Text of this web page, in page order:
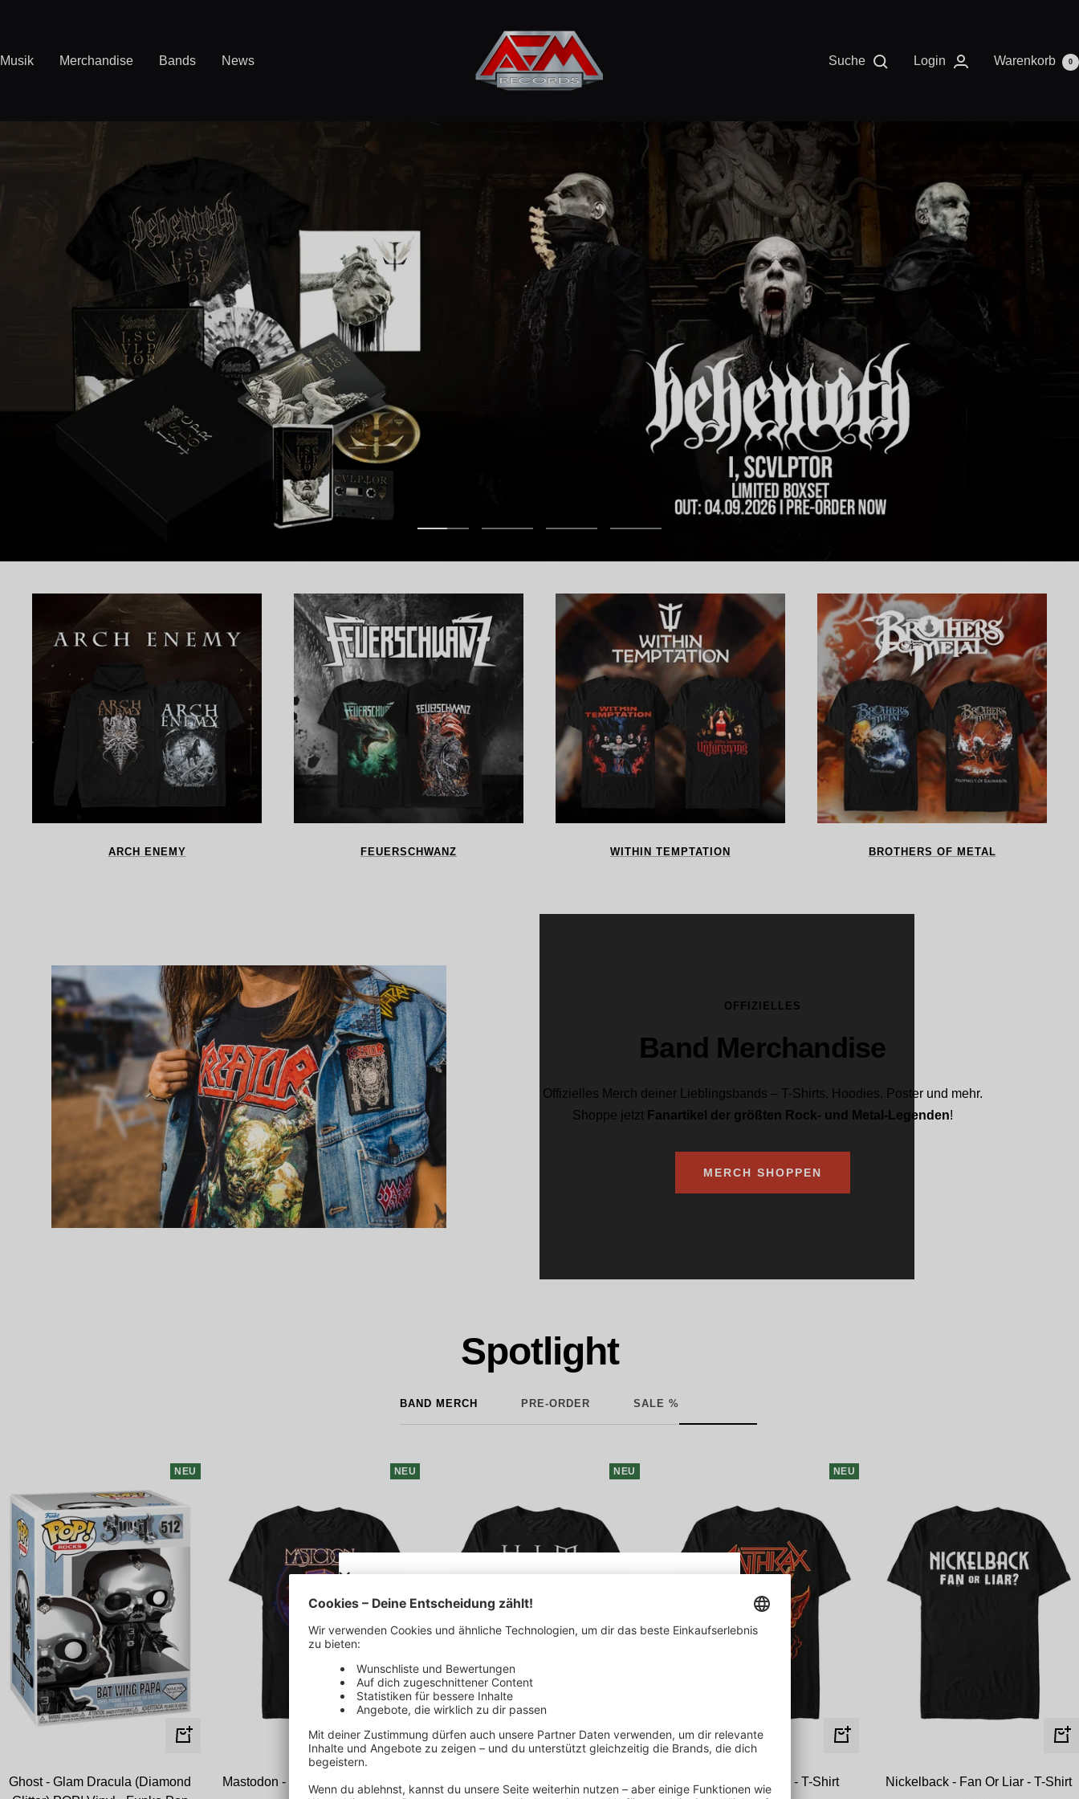
Inhalt
Musik Merchandise Bands News
AFM
Records
Suche Login Warenkorb 0
5€ Rabatt erhalten
Melde dich zu unserem Newsletter an, um 5€
Rabatt auf deine nächste Bestellung zu
erhalten.
Slide
gehen
Slide
Slide
gehen
Slide
gehen
ARCH ENEMY FEUERSCHWANZ WITHIN TEMPTATION BROTHERS OF METAL
OFFIZIELLES
Band Merchandise
Offizielles Merch deiner Lieblingsbands – T-Shirts, Hoodies, Poster und mehr.
Shoppe jetzt Fanartikel der größten Rock- und Metal-Legenden!
MERCH SHOPPEN
Spotlight
BAND MERCH PRE-ORDER SALE %
NEU
In
Warenkorb
Ghost - Glam Dracula (Diamond
NEU
Schnellansicht
Mastodon - Cosmic Phone Booth -
NEU
Schnellansicht
HIM - Framed With Heartagram - T-
NEU
Schnellansicht
Anthrax - Red Devil - T-Shirt
Nickelback - Fan Or Liar - T-Shirt